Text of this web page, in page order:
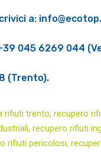
a:
045 6269 044
(Trento).
rifiuti trento, recupero
, recupero rifiuti
rifiuti pericolosi,